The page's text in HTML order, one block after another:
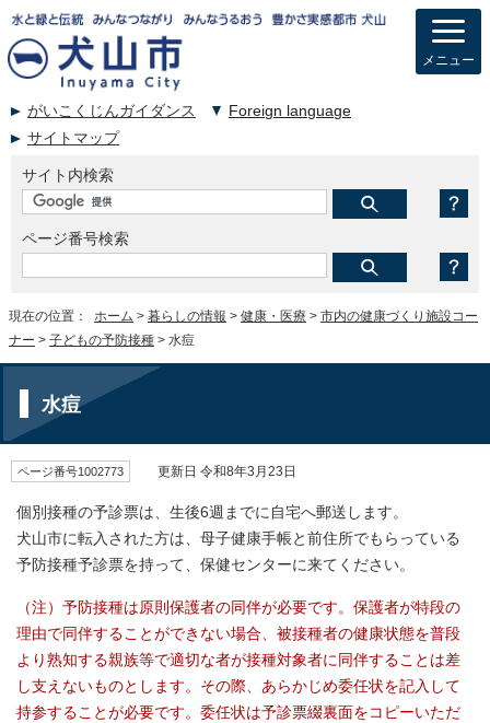
がいこくじんガイダンス
Foreign language
サイトマップ
サイト内検索
ページ番号検索
メニュー
現在の位置： ホーム > 暮らしの情報 > 健康・医療 > 市内の健康づくり施設コー
ナー > 子どもの予防接種 > 水痘
水痘
ページ番号1002773 更新日 令和8年3月23日
個別接種の予診票は、生後6週までに自宅へ郵送します。
犬山市に転入された方は、母子健康手帳と前住所でもらっている
予防接種予診票を持って、保健センターに来てください。
（注）予防接種は原則保護者の同伴が必要です。保護者が特段の
理由で同伴することができない場合、被接種者の健康状態を普段
より熟知する親族等で適切な者が接種対象者に同伴することは差
し支えないものとします。その際、あらかじめ委任状を記入して
持参することが必要です。委任状は予診票綴裏面をコピーいただ